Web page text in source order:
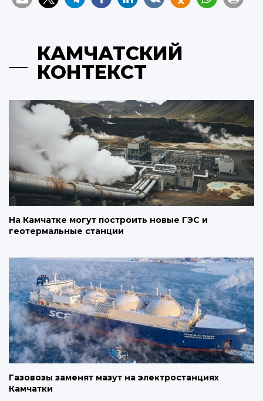
КАМЧАТСКИЙ
КОНТЕКСТ
На Камчатке могут построить новые ГЭС и
геотермальные станции
Газовозы заменят мазут на электростанциях
Камчатки